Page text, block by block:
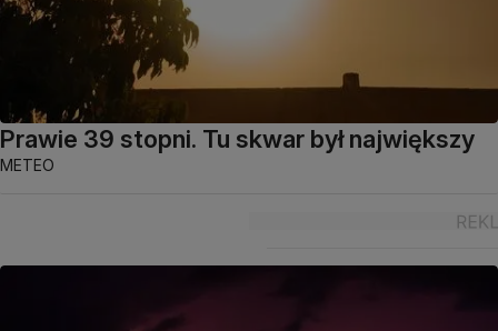
Prawie 39 stopni. Tu skwar był największy
METEO